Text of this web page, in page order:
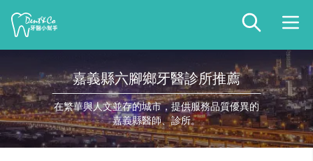
嘉義縣六腳鄉牙醫診所推薦
在繁華與人文並存的城市，提供服務品質優異的
嘉義縣醫師、診所。